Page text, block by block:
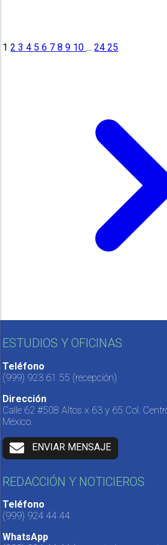
1 234 56 789 10... 2425
ESTUDIOS Y OFICINAS
Teléfono
(999) 923 61 55 (recepción)
Dirección
Calle 62 #508 Altos x 63 y 65 Col.
México.
ENVIAR MENSAJE
REDACCIÓN Y NOTICIEROS
Teléfono
(999) 924 44 44
WhatsApp